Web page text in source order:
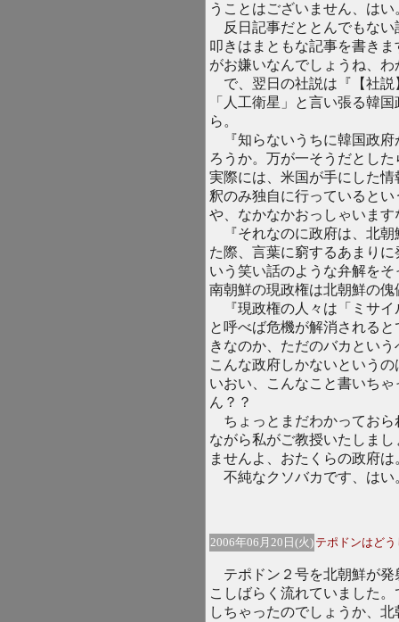
うことはございません、はい
反日記事だととんでもない
叩きはまともな記事を書き
がお嫌いなんでしょうね、
で、翌日の社説は『【社説
「人工衛星」と言い張る韓
ら。
『知らないうちに韓国政府
ろうか。万が一そうだとし
実際には、米国が手にした
釈のみ独自に行っていると
や、なかなかおっしゃいます
『それなのに政府は、北朝
た際、言葉に窮するあまり
いう笑い話のような弁解を
南朝鮮の現政権は北朝鮮の
『現政権の人々は「ミサイ
と呼べば危機が解消される
きなのか、ただのバカとい
こんな政府しかないという
いおい、こんなこと書いち
ん？？
ちょっとまだわかっておら
ながら私がご教授いたしま
ませんよ、おたくらの政府は
不純なクソバカです、はい
2006年06月20日(火) テポドンはど
テポドン２号を北朝鮮が発
こしばらく流れていました
しちゃったのでしょうか、